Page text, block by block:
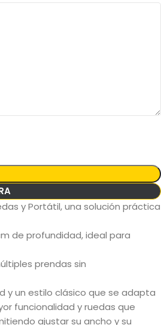
y Portátil, una solución práctica
de profundidad, ideal para
prendas sin
y un estilo clásico que se adapta
funcionalidad y ruedas que
ajustar su ancho y su